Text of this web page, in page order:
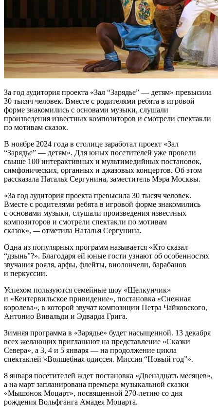
За год аудитория проекта «Зал “Зарядье” — детям» превысила
30 тысяч человек. Вместе с родителями ребята в игровой
форме знакомились с основами музыки, слушали
произведения известных композиторов и смотрели спектакли
по мотивам сказок.
В ноябре 2024 года в столице заработал проект «Зал
“Зарядье” — детям». Для юных посетителей уже провели
свыше 100 интерактивных и мультимедийных постановок,
симфонических, органных и джазовых концертов. Об этом
рассказала Наталья Сергунина, заместитель Мэра Москвы.
«За год аудитория проекта превысила 30 тысяч человек.
Вместе с родителями ребята в игровой форме знакомились
с основами музыки, слушали произведения известных
композиторов и смотрели спектакли по мотивам
сказок», —отметила Наталья Сергунина.
Одна из популярных программ называется «Кто сказал
“дзынь”?». Благодаря ей юные гости узнают об особенностях
звучания рояля, арфы, флейты, виолончели, барабанов
и перкуссии.
Успехом пользуются семейные шоу «Щелкунчик»
и «Кентервильское привидение», постановка «Снежная
королева», в которой звучат композиции Петра Чайковского,
Антонио Вивальди и Эдварда Грига.
Зимняя программа в «Зарядье» будет насыщенной. 13 декабря
всех желающих приглашают на представление «Сказки
Севера», а 3, 4 и 5 января — на продолжение цикла
спектаклей «Волшебная одиссея. Миссия “Новый год”».
8 января посетителей ждет постановка «Двенадцать месяцев»,
а на март запланирована премьера музыкальной сказки
«Мышонок Моцарт», посвященной 270-летию со дня
рождения Вольфганга Амадея Моцарта.